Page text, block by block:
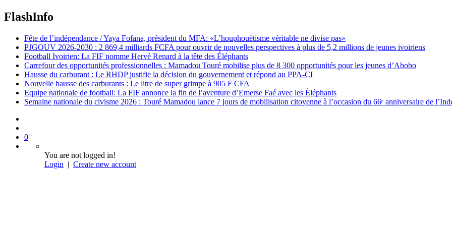
FlashInfo
Fête de l’indépendance / Yaya Fofana, président du MFA: «L’houphouëtisme véritable ne divise pas»
PJGOUV 2026-2030 : 2 869,4 milliards FCFA pour ouvrir de nouvelles perspectives à plus de 5,2 millions de jeunes ivoiriens
Football Ivoirien: La FIF nomme Hervé Renard à la tête des Éléphants
Carrefour des opportunités professionnelles : Mamadou Touré mobilise plus de 8 300 opportunités pour les jeunes d’Abobo
Hausse du carburant : Le RHDP justifie la décision du gouvernement et répond au PPA-CI
Nouvelle hausse des carburants : Le litre de super grimpe à 905 F CFA
Equipe nationale de football: La FIF annonce la fin de l’aventure d’Emerse Faé avec les Éléphants
Semaine nationale du civisme 2026 : Touré Mamadou lance 7 jours de mobilisation citoyenne à l’occasion du 66ᵉ anniversaire de
0
You are not logged in!
Login | Create new account